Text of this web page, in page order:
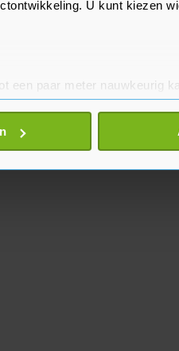
U kunt kiezen
een paar meter nauwkeurig
eigenschappen
stel uw voorkeuren in het